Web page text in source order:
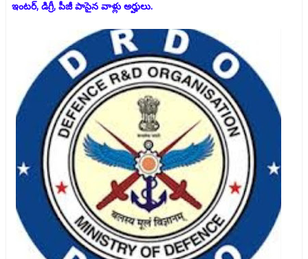
ఇంటర్‌, డిగ్రీ, పీజీ పాసైన వాళ్లు అర్హులు.